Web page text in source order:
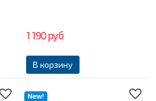
XXXL
1 190 руб
В корзину
New!